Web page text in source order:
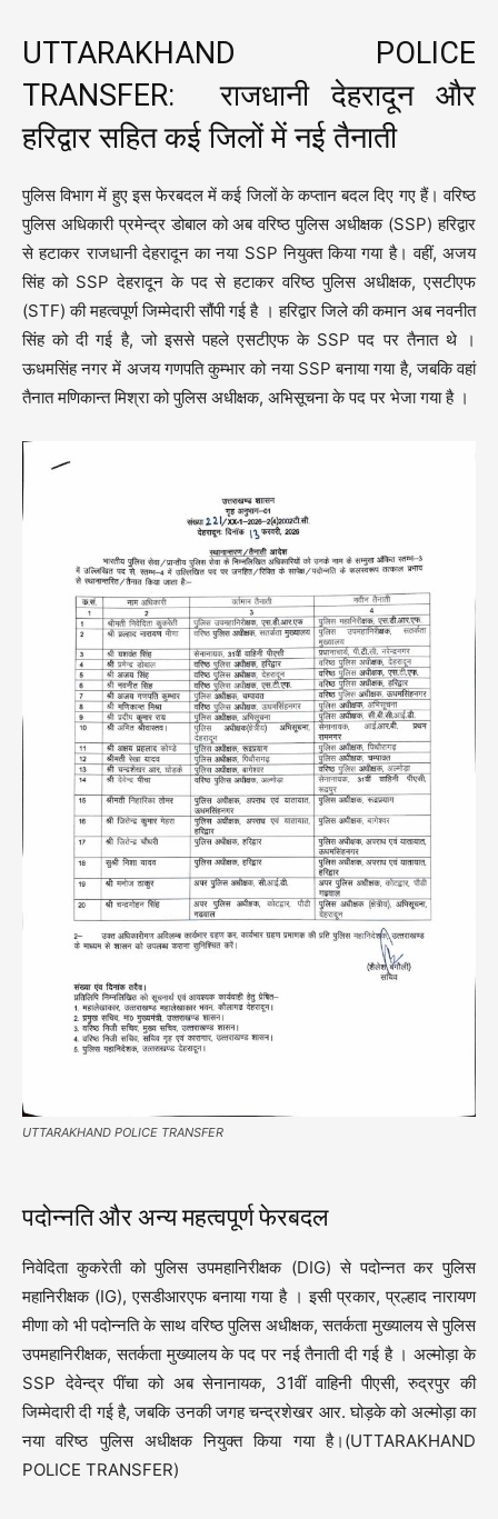
UTTARAKHAND POLICE
TRANSFER:राजधानी देहरादून और
हरिद्वार सहित कई जिलों में नई तैनाती
पुलिस विभाग में हुए इस फेरबदल में कई जिलों के कप्तान बदल दिए गए हैं।वरिष्ठ
पुलिस अधिकारी प्रमेन्द्र डोबाल को अब वरिष्ठ पुलिस अधीक्षक (SSP) हरिद्वार
से हटाकर राजधानी देहरादून का नया SSP नियुक्त किया गया है।वहीं, अजय
सिंह को SSP देहरादून के पद से हटाकर वरिष्ठ पुलिस अधीक्षक, एसटीएफ
(STF) की महत्वपूर्ण जिम्मेदारी सौंपी गई है ।हरिद्वार जिले की कमान अब नवनीत
सिंह को दी गई है, जो इससे पहले एसटीएफ के SSP पद पर तैनात थे
।
ऊधमसिंह नगर में अजय गणपति कुम्भार को नया SSP बनाया गया है, जबकि वहां
तैनात मणिकान्त मिश्रा को पुलिस अधीक्षक, अभिसूचना के पद पर भेजा गया है ।
UTTARAKHAND POLICE TRANSFER
पदोन्नति और अन्य महत्वपूर्ण फेरबदल
निवेदिता कुकरेती को पुलिस उपमहानिरीक्षक (DIG) से पदोन्नत कर पुलिस
महानिरीक्षक (IG), एसडीआरएफ बनाया गया है ।इसी प्रकार, प्रल्हाद नारायण
मीणा को भी पदोन्नति के साथ वरिष्ठ पुलिस अधीक्षक, सतर्कता मुख्यालय से पुलिस
उपमहानिरीक्षक, सतर्कता मुख्यालय के पद पर नई तैनाती दी गई है । अल्मोड़ा के
SSP देवेन्द्र पींचा को अब सेनानायक, 31वीं वाहिनी पीएसी, रुद्रपुर की
जिम्मेदारी दी गई है, जबकि उनकी जगह चन्द्रशेखर आर.घोड़के को अल्मोड़ा का
नया वरिष्ठ पुलिस अधीक्षक नियुक्त किया गया है।(UTTARAKHAND
POLICE TRANSFER)